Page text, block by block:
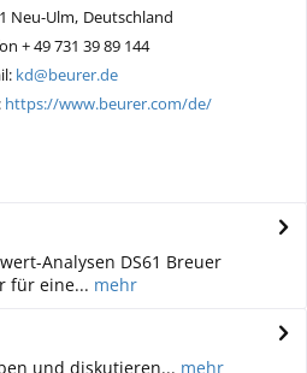
Neu-Ulm, Deutschland
+ 49 731 39 89 144
kd@beurer.de
https://www.beurer.com/de/
Analysen DS61 Breuer
für eine... mehr
und diskutieren... mehr